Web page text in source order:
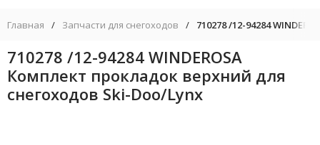
Главная / Запчасти для снегоходов / 710278 /12-94284
710278 /12-94284 WINDEROSA
Комплект прокладок верхний для
снегоходов Ski-Doo/Lynx